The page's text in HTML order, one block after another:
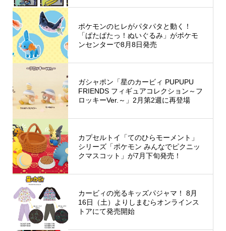
ポケモンのヒレがパタパタと動く！
「ぱたぱたっ！ぬいぐるみ」がポケモ
ンセンターで8月8日発売
ガシャポン「星のカービィ PUPUPU
FRIENDS フィギュアコレクション～フ
ロッキーVer.～」2月第2週に再登場
カプセルトイ「てのひらモーメント」
シリーズ「ポケモン みんなでピクニッ
クマスコット」が7月下旬発売！
カービィの光るキッズパジャマ！ 8月
16日（土）よりしまむらオンラインス
トアにて発売開始